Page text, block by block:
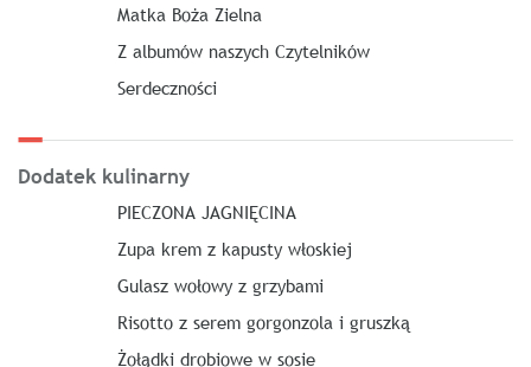
Matka Boża Zielna
Z albumów naszych Czytelników
Serdeczności
Dodatek kulinarny
PIECZONA JAGNIĘCINA
Zupa krem z kapusty włoskiej
Gulasz wołowy z grzybami
Risotto z serem gorgonzola i gruszką
Żołądki drobiowe w sosie